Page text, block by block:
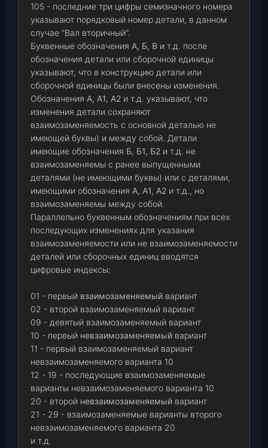
105 - последние три цифры семизначного номера
указывают порядковый номер детали, в данном
случае "Вал вторичный".
Буквенные обозначения А, Б, В и т.д. после
обозначения детали или сборочной единицы
указывают, что в конструкцию детали или
сборочной единицы были внесены изменения.
Обозначения А, А1, А2 и т.д. указывают, что
изменения детали сохраняют
взаимозаменяемость с основной деталью не
имеющей буквы) и между собой. Детали
имеющие обозначения Б, Б1, Б2 и т.д. не
взаимозаменяемы с ранее выпущенными
деталями (не имеющими буквы) или с деталями,
имеющими обозначения А, А1, А2 и т.д., но
взаимозаменяемы между собой.
Параллельно буквенным обозначениям при всех
последующих изменениях для указания
взаимозаменяемости или не взаимозаменяемости
деталей или сборочных единиц вводятся
цифровые индексы:
01 - первый взаимозаменяемый вариант
02 - второй взаимозаменяемый вариант
09 - девятый взаимозаменяемый вариант
10 - первый невзаимозаменяемый вариант
11 - первый взаимозаменяемый вариант
невзаимозаменяемого варианта 10
12 - 19 - последующие взаимозаменяемые
варианты невзаимозаменяемого варианта 10
20 - второй невзаимозаменяемый вариант
21 - 29 - взаимозаменяемые варианты второго
невзаимозаменяемого варианта 20
и т.д.